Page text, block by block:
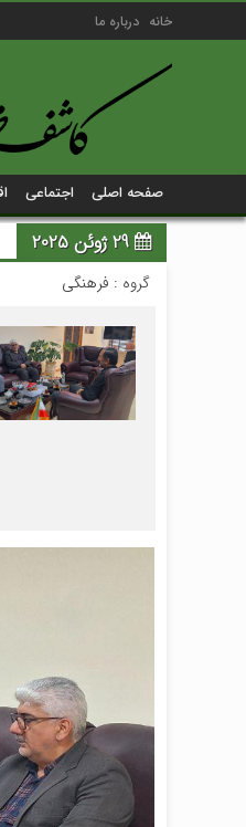
خانه درباره ما
صفحه اصلی اجتماعی
29 ژوئن 2025
گروه : فرهنگی